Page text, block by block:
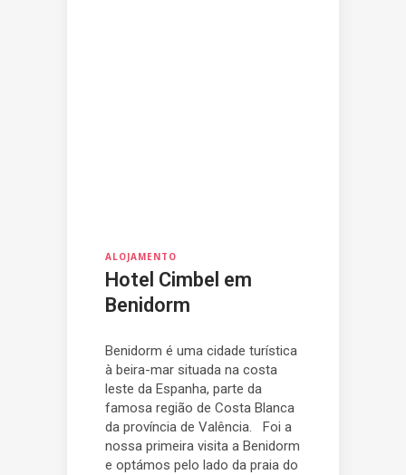
ALOJAMENTO
Hotel Cimbel em
Benidorm
Benidorm é uma cidade turística
à beira-mar situada na costa
leste da Espanha, parte da
famosa região de Costa Blanca
da província de Valência. Foi a
nossa primeira visita a Benidorm
e optámos pelo lado da praia do